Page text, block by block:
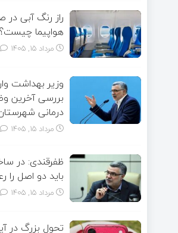
راز رنگ آبی
هواپیما چیست؟
مرداد ۱۵, ۱۴۰۵
وزیر بهداشت
بررسی آخرین
درمانی
مرداد ۱۵, ۱۴۰۵
ظفرقندی: در
باید دو اصل را
مرداد ۱۵, ۱۴۰۵